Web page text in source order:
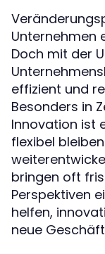
Unternehmen
Doch mit der
effizient und
Besonders in
Innovation ist
flexibel
bringen oft
Perspektiven
helfen,
neue